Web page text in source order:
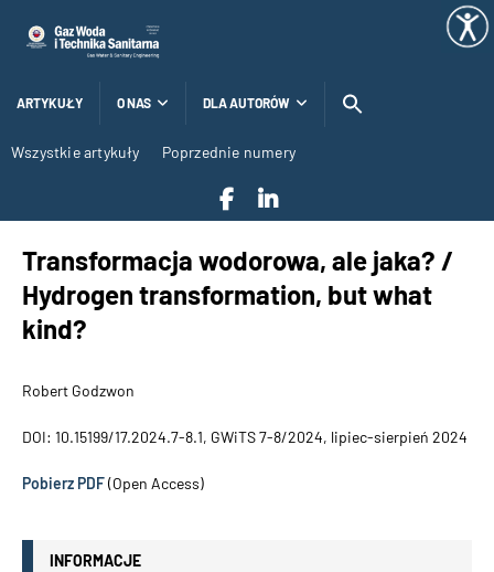
ARTYKUŁY O NAS DLA AUTORÓW
Wszystkie artykuły Poprzednie numery
Transformacja wodorowa, ale jaka? /
Hydrogen transformation, but what
kind?
Robert Godzwon
DOI: 10.15199/17.2024.7-8.1, GWiTS 7-8/2024, lipiec-sierpień 2024
Pobierz PDF(Open Access)
INFORMACJE